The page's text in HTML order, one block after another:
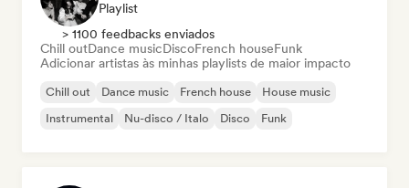
Playlist
> 1100 feedbacks enviados
Chill outDance musicDiscoFrench houseFunk
Adicionar artistas às minhas playlists de maior impacto
Chill out Dance music French house
House music
Instrumental
Nu-disco / Italo Disco Funk